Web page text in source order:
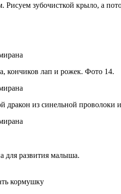
Рисуем зубочисткой крыло, а
кончиков лап и рожек. Фото 14.
дракон из синельной
для развития малыша.
кормушку